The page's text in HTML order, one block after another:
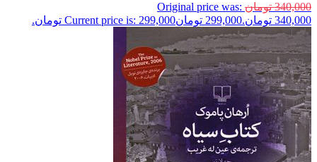
340,000 تومان Original price was:
340,000 تومان.
299,000 تومانCurrent price is: 299,000 تومان.